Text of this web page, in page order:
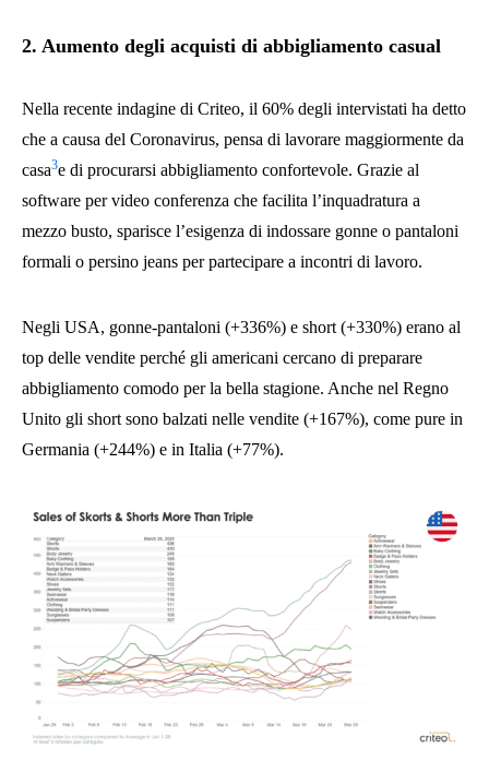
2. Aumento degli acquisti di abbigliamento casual
Nella recente indagine di Criteo, il 60% degli intervistati ha detto
che a causa del Coronavirus, pensa di lavorare maggiormente da
casa3e di procurarsi abbigliamento confortevole. Grazie al
software per video conferenza che facilita l’inquadratura a
mezzo busto, sparisce l’esigenza di indossare gonne o pantaloni
formali o persino jeans per partecipare a incontri di lavoro.
Negli USA, gonne-pantaloni (+336%) e short (+330%) erano al
top delle vendite perché gli americani cercano di preparare
abbigliamento comodo per la bella stagione. Anche nel Regno
Unito gli short sono balzati nelle vendite (+167%), come pure in
Germania (+244%) e in Italia (+77%).